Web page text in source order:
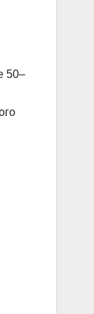
50–